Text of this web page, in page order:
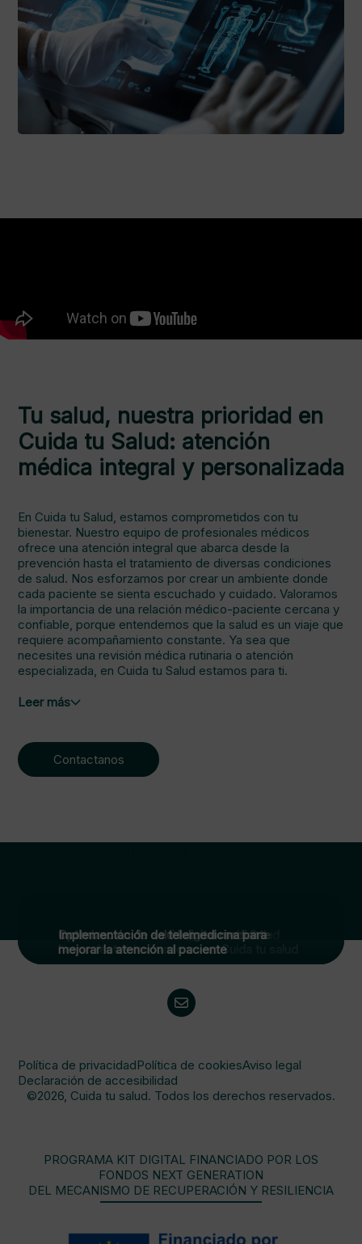
Tu salud, nuestra prioridad en
Cuida tu Salud: atención
médica integral y personalizada
En Cuida tu Salud, estamos comprometidos con tu
bienestar. Nuestro equipo de profesionales médicos
ofrece una atención integral que abarca desde la
prevención hasta el tratamiento de diversas condiciones
de salud. Nos esforzamos por crear un ambiente donde
cada paciente se sienta escuchado y cuidado. Valoramos
la importancia de una relación médico-paciente cercana y
confiable, porque entendemos que la salud es un viaje que
requiere acompañamiento constante. Ya sea que
necesites una revisión médica rutinaria o atención
especializada, en Cuida tu Salud estamos para ti.
Leer más
Contactanos
Implementación de Programas de Salud
Preventiva Digital
Optimización de salud digital mediante
herramientas innovadoras en Cuida tu salud
Implementación de telemedicina para
mejorar la atención al paciente
Política de privacidadPolítica de cookiesAviso legal
Declaración de accesibilidad
©2026, Cuida tu salud. Todos los derechos reservados.
PROGRAMA KIT DIGITAL FINANCIADO POR LOS
FONDOS NEXT GENERATION
DEL MECANISMO DE RECUPERACIÓN Y RESILIENCIA